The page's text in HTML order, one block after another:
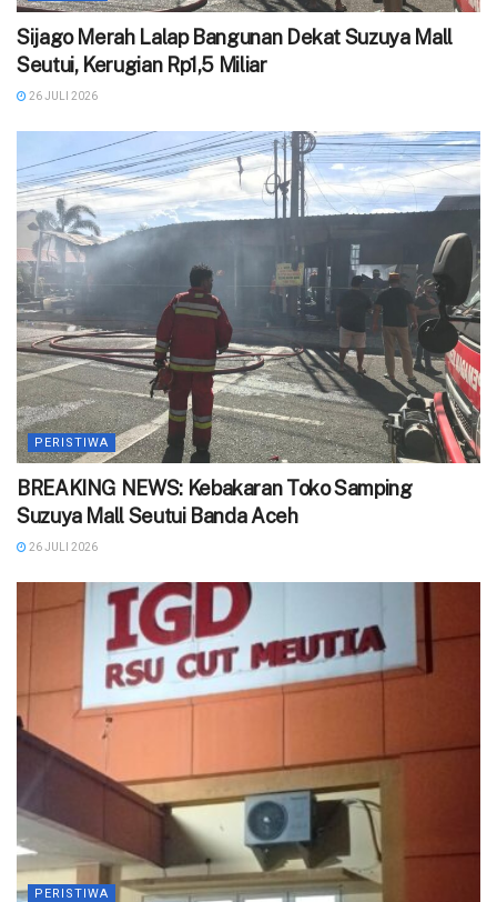
Sijago Merah Lalap Bangunan Dekat Suzuya Mall
Seutui, Kerugian Rp1,5 Miliar
26 JULI 2026
PERISTIWA
BREAKING NEWS: Kebakaran Toko Samping
Suzuya Mall Seutui Banda Aceh
26 JULI 2026
PERISTIWA